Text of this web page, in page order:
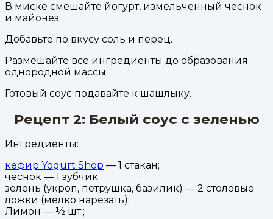
В миске смешайте йогурт, измельченный чеснок
и майонез.
Добавьте по вкусу соль и перец.
Размешайте все ингредиенты до образования
однородной массы.
Готовый соус подавайте к шашлыку.
Рецепт 2: Белый соус с зеленью
Ингредиенты:
кефир Yogurt Shop — 1 стакан;
чеснок — 1 зубчик;
зелень (укроп, петрушка, базилик) — 2 столовые
ложки (мелко нарезать);
Лимон — ½ шт.;